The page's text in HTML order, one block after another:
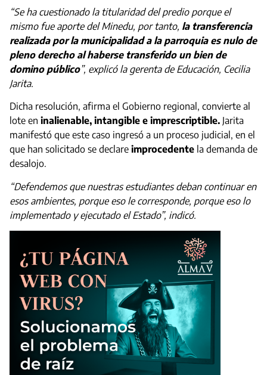
“Se ha cuestionado la titularidad del predio porque el
mismo fue aporte del Minedu, por tanto, la transferencia
realizada por la municipalidad a la parroquia es nulo de
pleno derecho al haberse transferido un bien de
domino público”, explicó la gerenta de Educación, Cecilia
Jarita.
Dicha resolución, afirma el Gobierno regional, convierte al
lote en inalienable, intangible e imprescriptible. Jarita
manifestó que este caso ingresó a un proceso judicial, en el
que han solicitado se declare improcedente la demanda de
desalojo.
“Defendemos que nuestras estudiantes deban continuar en
esos ambientes, porque eso le corresponde, porque eso lo
implementado y ejecutado el Estado”, indicó.